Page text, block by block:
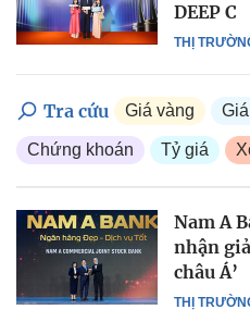
THỊ
DEEP C
Tra cứu Giá vàng
Chứng khoán Tỷ giá
THỊ
Nam A
nhận
châu Á’